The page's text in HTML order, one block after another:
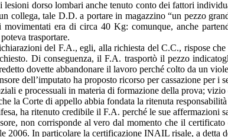
dorso lombari anche tenuto conto dei fattori
collega, tale D.D. a portare in magazzino “un pezzo
era di circa 40 Kg: comunque, anche
trasportare.
del F.A., egli, alla richiesta del C.C., rispose
Di conseguenza, il F.A. trasportò il pezzo
dovette abbandonare il lavoro perché colto da un
dell’imputato ha proposto ricorso per cassazione per i
e processuali in materia di formazione della prova;
la Corte di appello abbia fondata la ritenuta
ha ritenuto credibile il F.A. perché le sue affermazioni
non corrisponde al vero dal momento che il
2006. In particolare la certificazione INAIL risale, a detta